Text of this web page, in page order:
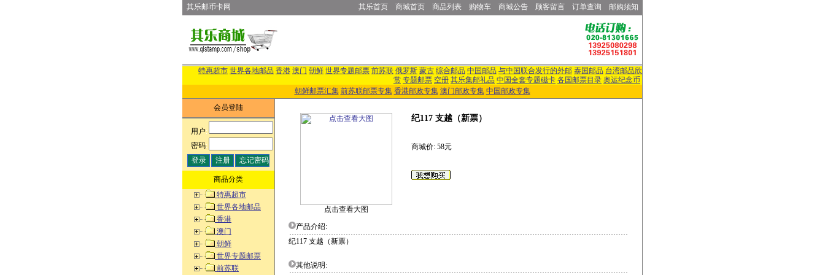
其乐邮币卡网 其乐首页 商城首页 商品列表 购物车 商城公告 顾客留言 订单查询 邮购须知
特惠超市 世界各地邮品 香港 澳门 朝鲜 世界专题邮票 前苏联 俄罗斯 蒙古 综合邮品 中国邮品 与中国联合发行的外邮 泰国邮品 台湾邮品欣
赏 专题邮票 空册 其乐集邮礼品 中国全套专题磁卡 各国邮票目录 奥运纪念币
朝鲜邮票汇集 前苏联邮票专集 香港邮政专集 澳门邮政专集 中国邮政专集
会员登陆
用户:
密码:
商品分类
特惠超市
世界各地邮品
香港
澳门
朝鲜
世界专题邮票
前苏联
点击查看大图
纪117 支越（新票）
商城价: 58元
产品介绍:
纪117 支越（新票）
其他说明: